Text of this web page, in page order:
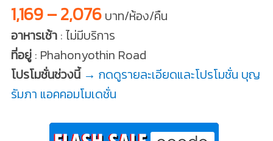
1,169 – 2,076บาท/ห้อง/คืน
อาหารเช้า: ไม่มีบริการ
ที่อยู่: Phahonyothin Road
โปรโมชั่นช่วงนี้ → กดดูรายละเอียดและโปรโมชั่น บุญ
รัมภา แอคคอมโมเดชั่น